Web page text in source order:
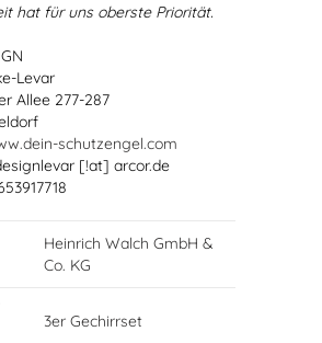
hat für uns oberste Priorität.
Levar
Allee 277-287
schutzengel.com
[!at] arcor.de
Heinrich Walch GmbH &
Co. KG
3er Gechirrset